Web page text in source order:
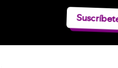
Suscríbete